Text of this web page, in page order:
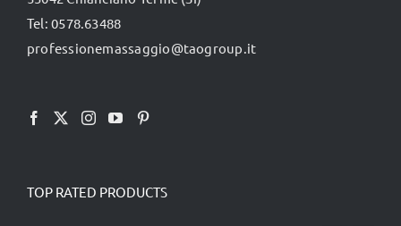
Tel: 0578.63488
professionemassaggio@taogroup.it
TOP RATED PRODUCTS